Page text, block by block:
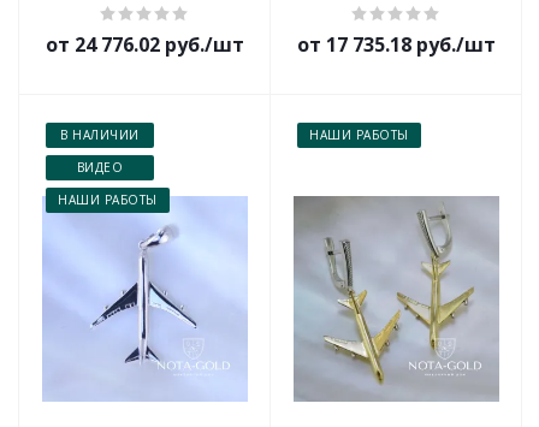
от 24 776.02 руб./шт от 17 735.18 руб./шт
В НАЛИЧИИ
ВИДЕО
НАШИ РАБОТЫ
НАШИ РАБОТЫ